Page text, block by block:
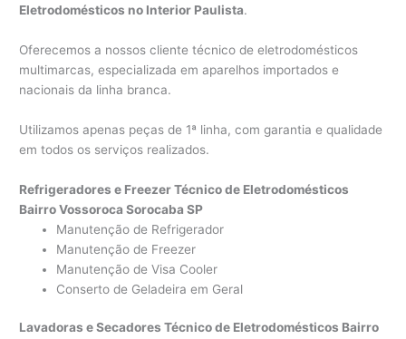
Eletrodomésticos no Interior Paulista.
Oferecemos a nossos cliente técnico de eletrodomésticos
multimarcas, especializada em aparelhos importados e
nacionais da linha branca.
Utilizamos apenas peças de 1ª linha, com garantia e qualidade
em todos os serviços realizados.
Refrigeradores e Freezer Técnico de Eletrodomésticos
Bairro Vossoroca Sorocaba SP
Manutenção de Refrigerador
Manutenção de Freezer
Manutenção de Visa Cooler
Conserto de Geladeira em Geral
Lavadoras e Secadores Técnico de Eletrodomésticos Bairro